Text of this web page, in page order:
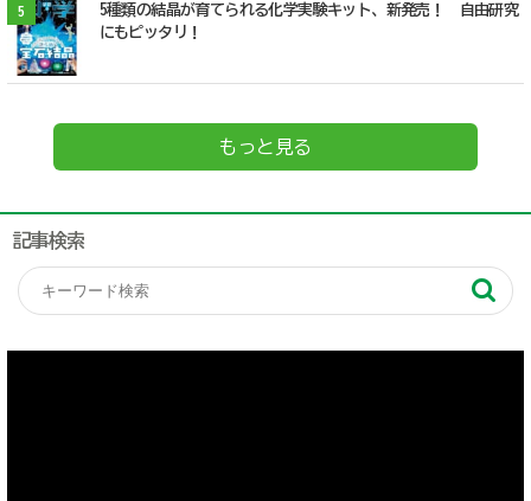
5
5種類の結晶が育てられる化学実験キット、新発売！ 自由研究
にもピッタリ！
もっと見る
記事検索